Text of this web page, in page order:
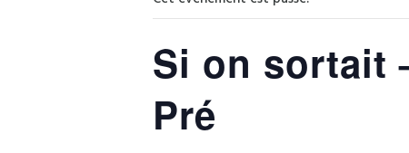
Si on sortait
Pré